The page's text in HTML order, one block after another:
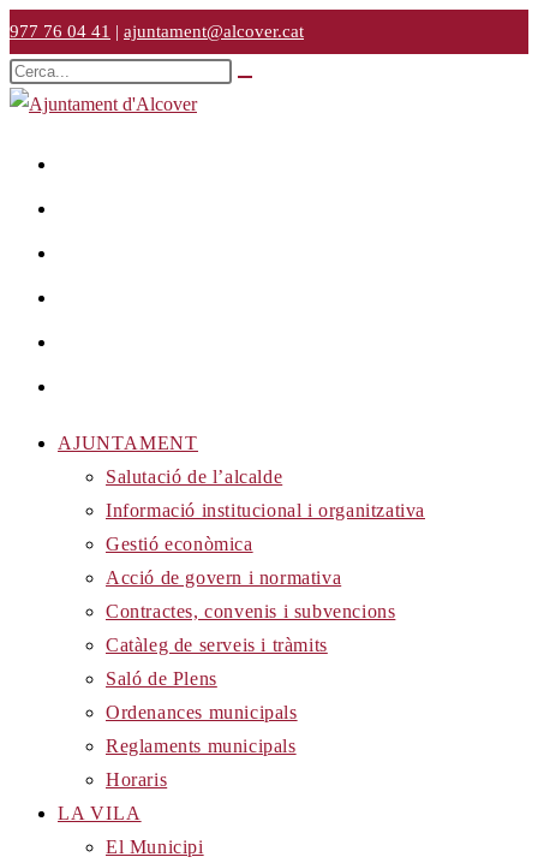
Vés
al
contingut
977 76 04 41 | ajuntament@alcover.cat
Cerca
en
web
AJUNTAMENT
Salutació de l’alcalde
Informació institucional i organitzativa
Gestió econòmica
Acció de govern i normativa
Contractes, convenis i subvencions
Catàleg de serveis i tràmits
Saló de Plens
Ordenances municipals
Reglaments municipals
Horaris
LA VILA
El Municipi